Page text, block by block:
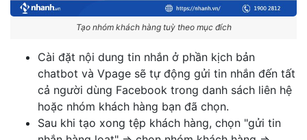
Tạo nhóm khách hàng tuỳ theo mục đích
Cài đặt nội dung tin nhắn ở phần kịch bản
chatbot và Vpage sẽ tự động gửi tin nhắn đến tất
cả người dùng Facebook trong danh sách liên hệ
hoặc nhóm khách hàng bạn đã chọn.
Sau khi tạo xong tệp khách hàng, chọn "gửi tin